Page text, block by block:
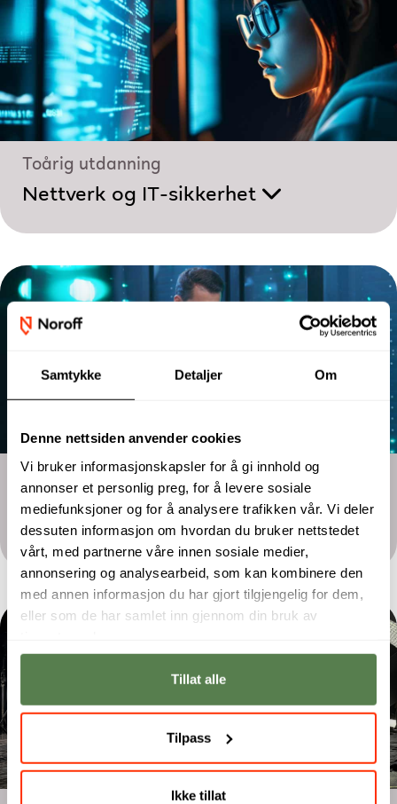
Samtykke Detaljer Om
Denne nettsiden anvender cookies
Vi bruker informasjonskapsler for å gi innhold og
annonser et personlig preg, for å levere sosiale
mediefunksjoner og for å analysere trafikken vår. Vi deler
dessuten informasjon om hvordan du bruker nettstedet
vårt, med partnerne våre innen sosiale medier,
annonsering og analysearbeid, som kan kombinere den
med annen informasjon du har gjort tilgjengelig for dem,
eller som de har samlet inn gjennom din bruk av
Tillat alle
Tilpass
Ikke tillat
Toårig utdanning
Nettverk og IT-sikkerhet
Nettverks- og system­administrasjon